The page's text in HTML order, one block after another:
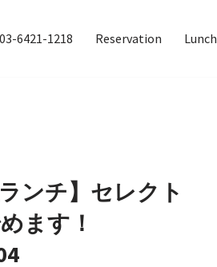
6421-1218 Reservation Lunch
ランチ】セレクト
ます！